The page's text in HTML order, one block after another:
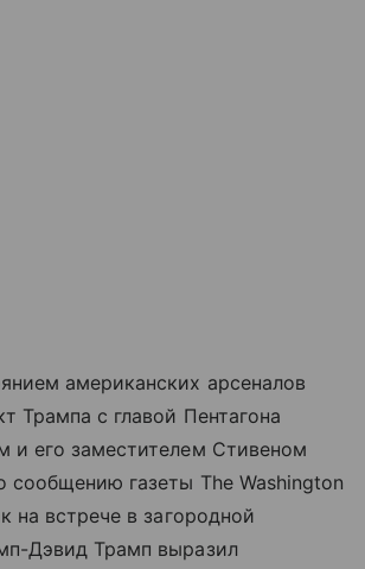
американских арсеналов
Трампа с главой Пентагона
и его заместителем Стивеном
сообщению газеты The Washington
на встрече в загородной
Дэвид Трамп выразил